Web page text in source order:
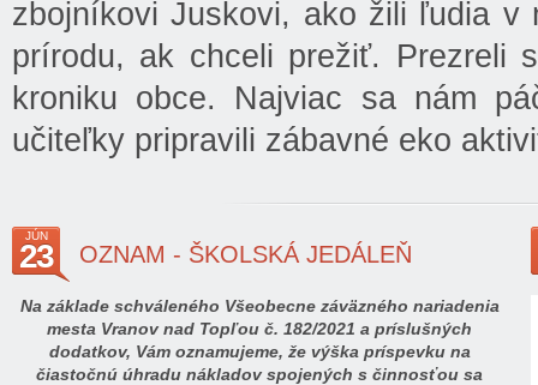
zbojníkovi Juskovi, ako žili ľudia v
prírodu, ak chceli prežiť. Prezreli
kroniku obce. Najviac sa nám
učiteľky pripravili zábavné eko
JÚN
23 OZNAM - ŠKOLSKÁ JEDÁLEŇ
Na základe schváleného Všeobecne záväzného nariadenia
mesta Vranov nad Topľou č. 182/2021 a príslušných
dodatkov, Vám oznamujeme, že výška príspevku na
čiastočnú úhradu nákladov spojených s činnosťou sa